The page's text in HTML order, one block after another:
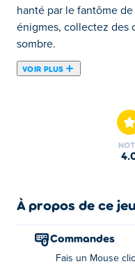
hanté par le fantôme
énigmes, collectez des
sombre.
VOIR PLUS
représentation du
Forgotten Hill
habitants de Forgotten
Comment jouer :
À propos de ce jeu
Commandes
Fais un Mouse